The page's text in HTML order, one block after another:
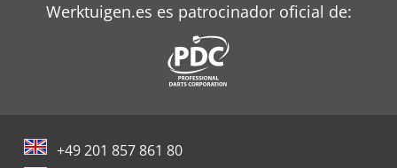
Werktuigen.es es patrocinador oficial de:
+49 201 857 861 80